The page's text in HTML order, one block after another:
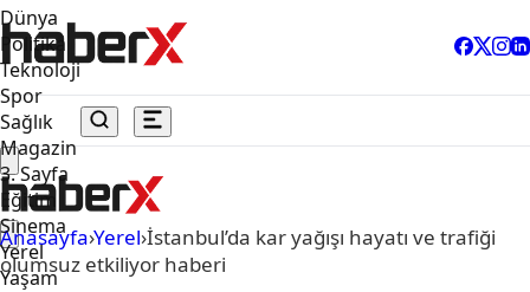
Dünya
Politika
Teknoloji
Spor
Sağlık
Magazin
3. Sayfa
Eğitim
Sinema
Yerel
Yaşam
Anasayfa›Yerel›İstanbul’da kar yağışı hayatı ve trafiği
olumsuz etkiliyor haberi